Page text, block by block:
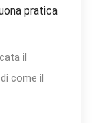
pratica
il
come il